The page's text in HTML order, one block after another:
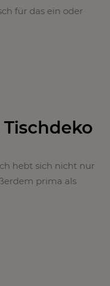
für das ein oder
hebt sich nicht nur
prima als